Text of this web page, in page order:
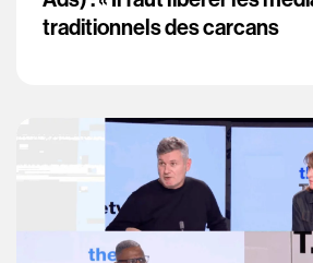
traditionnels des carcans